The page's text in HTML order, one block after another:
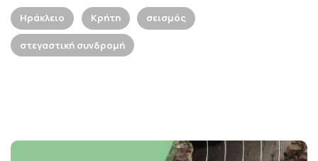
Ηράκλειο Κρήτη σεισμός
στεγαστική συνδρομή